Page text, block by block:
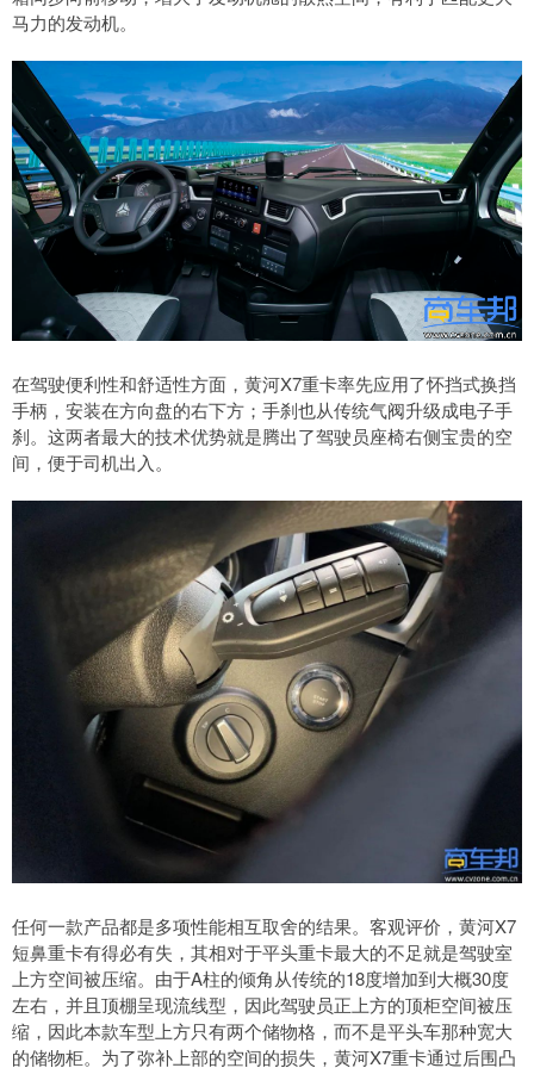
马力的发动机。
在驾驶便利性和舒适性方面，黄河X7重卡率先应用了怀挡式换挡
手柄，安装在方向盘的右下方；手刹也从传统气阀升级成电子手
刹。这两者最大的技术优势就是腾出了驾驶员座椅右侧宝贵的空
间，便于司机出入。
任何一款产品都是多项性能相互取舍的结果。客观评价，黄河X7
短鼻重卡有得必有失，其相对于平头重卡最大的不足就是驾驶室
上方空间被压缩。由于A柱的倾角从传统的18度增加到大概30度
左右，并且顶棚呈现流线型，因此驾驶员正上方的顶柜空间被压
缩，因此本款车型上方只有两个储物格，而不是平头车那种宽大
的储物柜。为了弥补上部的空间的损失，黄河X7重卡通过后围凸